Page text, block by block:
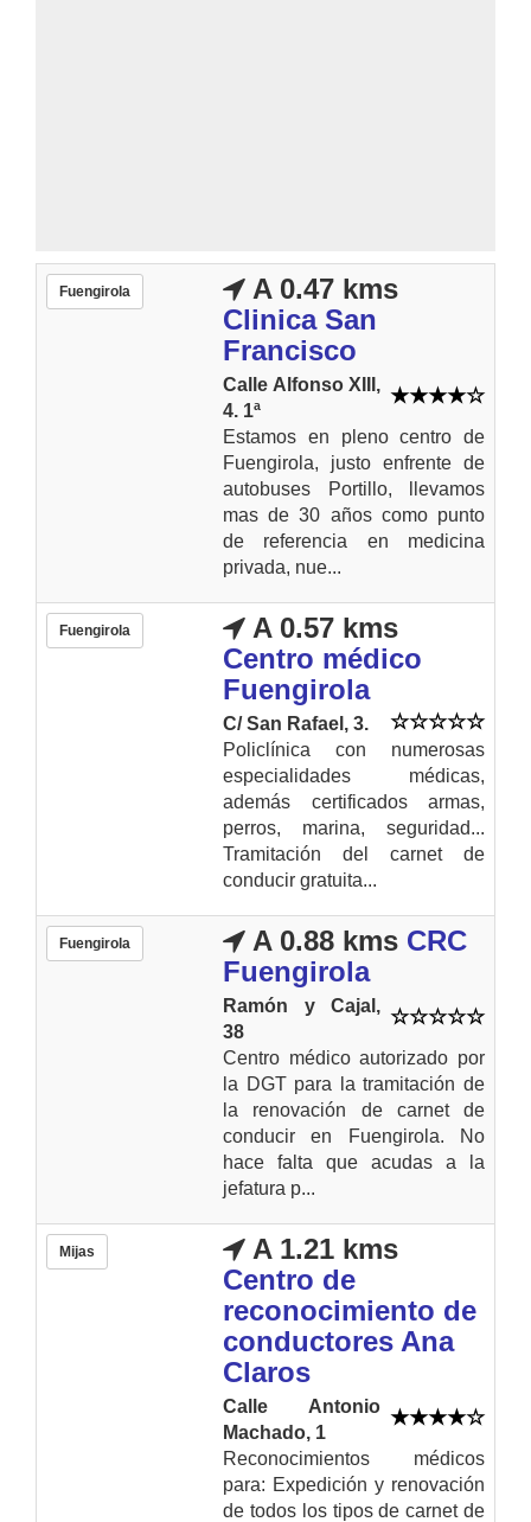
Fuengirola
A 0.47 kms
Clinica San
Francisco
Calle Alfonso XIII,
4. 1ª
Estamos en pleno centro de
Fuengirola, justo enfrente de
autobuses Portillo, llevamos
mas de 30 años como punto
de referencia en medicina
privada, nue...
Fuengirola
A 0.57 kms
Centro médico
Fuengirola
C/ San Rafael, 3.
Policlínica con numerosas
especialidades médicas,
además certificados armas,
perros, marina, seguridad...
Tramitación del carnet de
conducir gratuita...
Fuengirola A 0.88 kms CRC
Fuengirola
Ramón y Cajal,
38
Centro médico autorizado por
la DGT para la tramitación de
la renovación de carnet de
conducir en Fuengirola. No
hace falta que acudas a la
jefatura p...
Mijas
A 1.21 kms
Centro de
reconocimiento de
conductores Ana
Claros
Calle Antonio
Machado, 1
Reconocimientos médicos
para: Expedición y renovación
de todos los tipos de carnet de